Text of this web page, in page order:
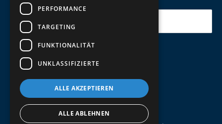
Deine Email
Abschicken
PERFORMANCE
TARGETING
FUNKTIONALITÄT
UNKLASSIFIZIERTE
ALLE AKZEPTIEREN
ALLE ABLEHNEN